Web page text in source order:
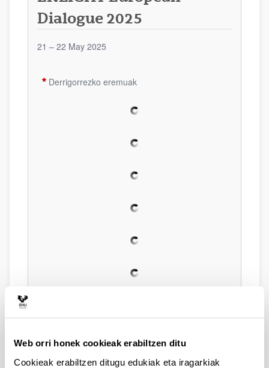
Web orri honek cookieak erabiltzen ditu
Cookieak erabiltzen ditugu edukiak eta iragarkiak
Dialogue 2025
21 – 22 May 2025
Derrigorrezko eremuak